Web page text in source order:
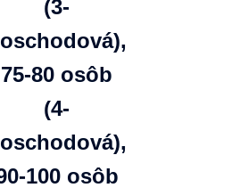
(3-
75-80 osôb
(4-
100 osôb